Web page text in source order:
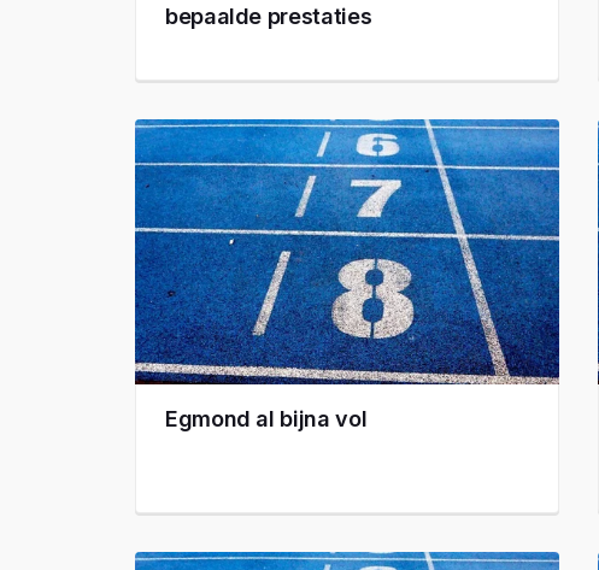
bepaalde prestaties
Egmond al bijna vol